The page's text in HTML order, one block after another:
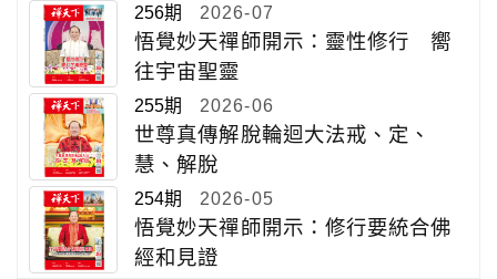
256期 2026-07
悟覺妙天禪師開示：靈性修行 嚮
往宇宙聖靈
255期 2026-06
世尊真傳解脫輪迴大法戒、定、
慧、解脫
254期 2026-05
悟覺妙天禪師開示：修行要統合佛
經和見證